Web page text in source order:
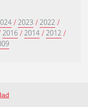
/ 2023 / 2022 /
2016 / 2014 / 2012 /